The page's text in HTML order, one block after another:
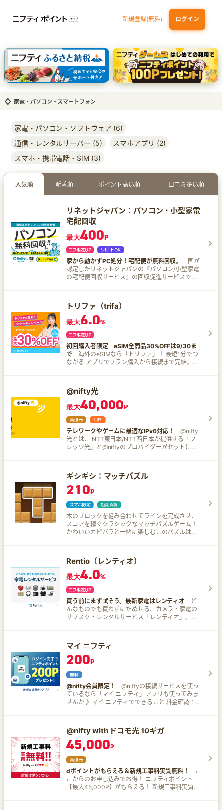
新規登録(無料) ログイン
dカード 九州カードNEXT JCB ORIGINAL SERIES：JCBカード S
三井住友カード ゴールド（NL）（家族カード発行）
【実質初月無料】DMM | Disney+(ディズニープラス) セットプラン
家電・パソコン・スマートフォン
家電・パソコン・ソフトウェア (6)
通信・レンタルサーバー (5)
スマホアプリ (2)
スマホ・携帯電話・SIM (3)
人気順 新着順 ポイント高い順 口コミ多い順
リネットジャパン：パソコン・小型家電
宅配回収
最大400P
家から動かずPC処分！宅配便が無料回収。
国が
認定したリネットジャパンの『パソコン/小型家電
の宅配便回収サービス』の回収促進サービスで
て適切にリサイクルを行っております。 宅配便回
収サービスの特長 小型家電リサイクル法認定業者
なので安全＆適正にリサイクル！ 宅配便なので、
重たい荷物を運ぶ手間なくラクチン！ パソコンの
データ消去も「データ消去証明書付」だから安
心。 １箱に入れれば何点詰めても、１箱分の料
金！ ご利用もとっても簡単！ネットで申し込んで
回収を待つだけ！
トリファ（trifa）
最大6.0%
初回購入者限定！eSIM全商品30%OFFは9/30ま
で 海外のeSIMなら「トリファ」！ 最短1分でつ
ながる アプリでプラン購入から接続まで完結。当
周遊する際もこれ一つでOKです。 日本語24時間
サポート チャットで完結。初めてeSIMを使うユー
ザーへの安心訴求が可能です。 テザリング対応
PCやタブレットへの通信共有も可能。ビジネス利
用にも最適です。
@nifty光
最大40,000P
テレワークやゲームに最適なIPv6対応！
@nifty
光とは、 NTT東日本/NTT西日本が提供する「フ
レッツ光」と@niftyのプロバイダーがセットにな
種類から選べます♪ 迷ったらこれ！料金・サービ
スバランス重視！最大30,000PポイントGET!速さ
を求める方に！エリア拡大中！最大40,000Pポイ
ントGET!
ギシギシ：マッチパズル
210P
木のブロックを組み合わせてラインを完成させ、
スコアを稼ぐクラシックなマッチパズルゲーム！
かわいいカピバラと一緒に楽しむこのパズルは、
ると、ふわっと舞う木の葉エフェクトが画面に広
がり、目にも心にもやさしい癒し体験を届けてく
れます。
Rentio（レンティオ）
最大4.0%
買う前にまず試そう。最新家電はレンティオ ど
んなものでも買わずにためせる、カメラ・家電の
サブスク・レンタルサービス「レンティオ」。 各
料。 試して気に入れば返さずにそのまま購入も可
能。 身分証も原則不要で注文から返却までカンタ
ンです♪
マイ ニフティ
200P
@nifty会員限定！
@niftyの接続サービスを使っ
ているなら「マイ ニフティ」アプリも使ってみま
せんか♪ マイ ニフティでできること 料金確認 1度
niftyメール ホームタブから@niftyメールへアクセ
スできるので、大事なメールもすぐチェックでき
る！ ニフティからの重要なお知らせはアプリに通
知 請求情報が決まったらプッシュ通知でお知ら
せ！ その他お得なキャンペーン情報や重要なお知
らせもプッシュ通知でご連絡します。 ニフくじが
毎日最大4回ひける 毎日無料で最大3,000ポイン
トが当たるチャンス！ 当選したポイントは＠nifty
利用料金にもご利用いただけます。
@nifty with ドコモ光 10ギガ
45,000P
dポイントがもらえる＆新規工事料実質無料！
こ
こからのお申し込みでお得！ ニフティポイント
【最大45,000P】がもらえる！ 新規工事料実質無